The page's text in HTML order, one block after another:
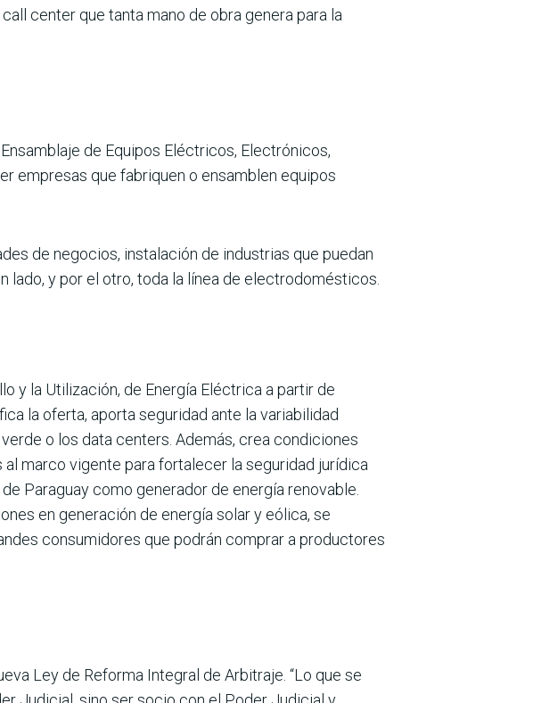
center que tanta mano de obra genera para la
de Equipos Eléctricos, Elec­trónicos,
empresas que fabriquen o ensamblen equipos
de negocios, instalación de industrias que puedan
y por el otro, toda la línea de elec­trodomésticos.
y la Utili­zación, de Energía Eléctrica a partir de
la oferta, aporta segu­ridad ante la variabilidad
o los data centers. Además, crea condiciones
marco vigente para fortalecer la seguridad jurídica
Paraguay como generador de energía renovable.
en generación de energía solar y eólica, se
consumidores que podrán comprar a producto­res
Ley de Reforma Integral de Arbitraje. “Lo que se